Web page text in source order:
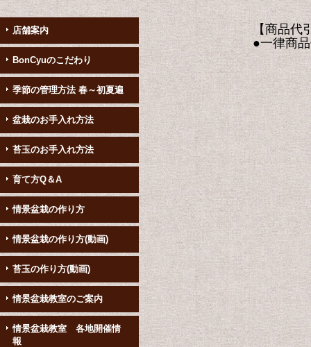
店舗案内
BonCyuのこだわり
季節の管理方法 春～初夏遍
盆栽のお手入れ方法
苔玉のお手入れ方法
育て方Q＆A
情景盆栽の作り方
情景盆栽の作り方(動画)
苔玉の作り方(動画)
情景盆栽教室のご案内
情景盆栽教室 各地開催情
報
【商品代引手
●一律商品代引き手